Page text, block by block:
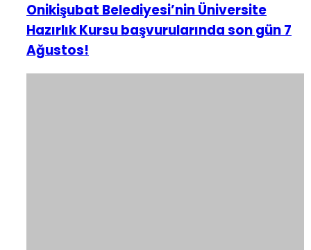
Onikişubat Belediyesi’nin Üniversite
Hazırlık Kursu başvurularında son gün 7
Ağustos!